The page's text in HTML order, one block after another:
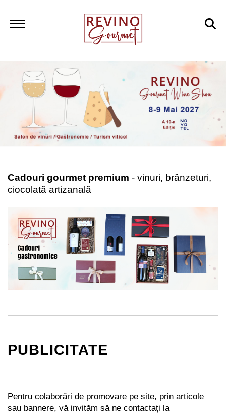
Cadouri gourmet premium - vinuri, brânzeturi,
ciocolată artizanală
PUBLICITATE
Pentru colaborări de promovare pe site, prin articole
sau bannere, vă invităm să ne contactați la